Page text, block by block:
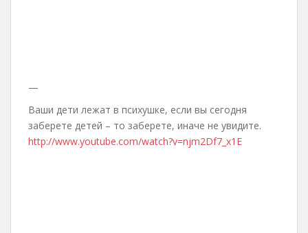
—
Ваши дети лежат в психушке, если вы сегодня
заберете детей – то заберете, иначе не увидите.
http://www.youtube.com/watch?v=njm2Df7_x1E